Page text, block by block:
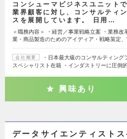
コンシューマビジネスユニット
業界顧客に対し、コンサルティ
スを展開しています。 日用…
＜職務内容＞ ・経営／事業戦略立案 ・業務
業・商品製造のためのアイディア・戦略策定
会社概要
・日本最大級のコンサルティン
スペシャリスト在籍 ・インダストリーに圧倒
興味あり
データサイエンティスト